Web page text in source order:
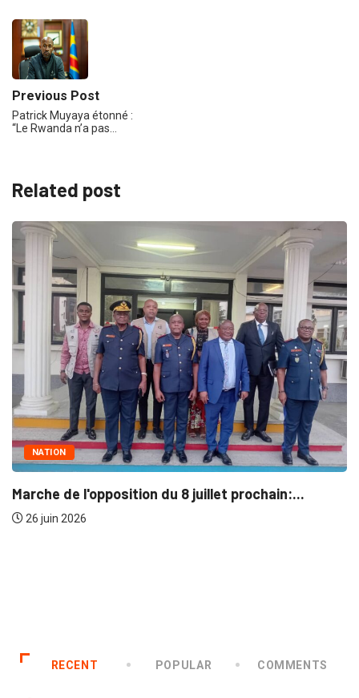
Previous Post
Patrick Muyaya étonné :
“Le Rwanda n’a pas…
Related post
NATION
Marche de l'opposition du 8 juillet prochain:...
26 juin 2026
RECENT POPULAR COMMENTS